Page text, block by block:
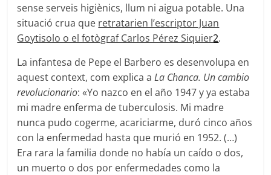
sense serveis higiènics, llum ni aigua potable. Una
situació crua que retratarien l’escriptor Juan
Goytisolo o el fotògraf Carlos Pérez Siquier2.
La infantesa de Pepe el Barbero es desenvolupa en
aquest context, com explica aLa Chanca. Un cambio
revolucionario: «Yo nazco en el año 1947 y ya estaba
mi madre enferma de tuberculosis. Mi madre
nunca pudo cogerme, acariciarme, duró cinco años
con la enfermedad hasta que murió en 1952. (…)
Era rara la familia donde no había un caído o dos,
un muerto o dos por enfermedades como la